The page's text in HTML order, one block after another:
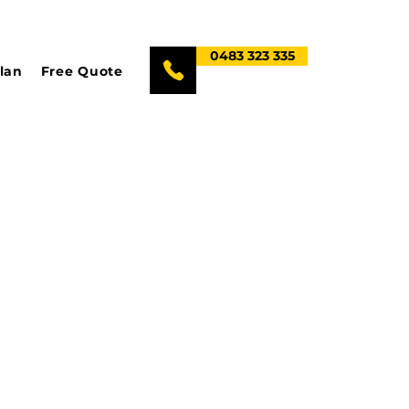
Free Quote
0483 323 335